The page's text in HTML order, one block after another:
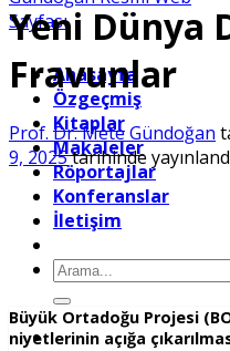
Anasayfa
Özgeçmiş
Kitaplar
Makaleler
Röportajlar
Konferanslar
İletişim
Ara:
Yeni Dünya
Fravunlar
Prof. Dr. Mete Gündoğan
9, 2025tarihinde
Büyük Ortadoğu Projesi
niyetlerinin açığa